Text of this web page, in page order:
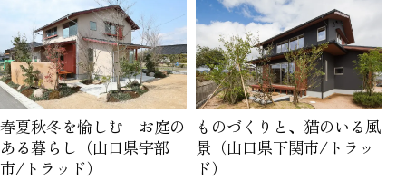
春夏秋冬を愉しむ お庭の
ある暮らし（山口県宇部
市/トラッド）
ものづくりと、猫のいる風
景（山口県下関市/トラッ
ド）